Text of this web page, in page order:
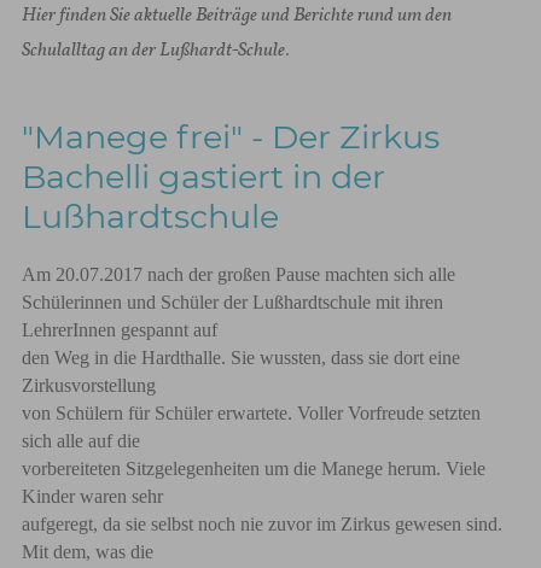
Hier finden Sie aktuelle Beiträge und Berichte rund um den
Schulalltag an der Lußhardt-Schule.
"Manege frei" - Der Zirkus
Bachelli gastiert in der
Lußhardtschule
Am 20.07.2017 nach der großen Pause machten sich alle
Schülerinnen und Schüler der Lußhardtschule mit ihren
LehrerInnen gespannt auf
den Weg in die Hardthalle. Sie wussten, dass sie dort eine
Zirkusvorstellung
von Schülern für Schüler erwartete. Voller Vorfreude setzten
sich alle auf die
vorbereiteten Sitzgelegenheiten um die Manege herum. Viele
Kinder waren sehr
aufgeregt, da sie selbst noch nie zuvor im Zirkus gewesen sind.
Mit dem, was die